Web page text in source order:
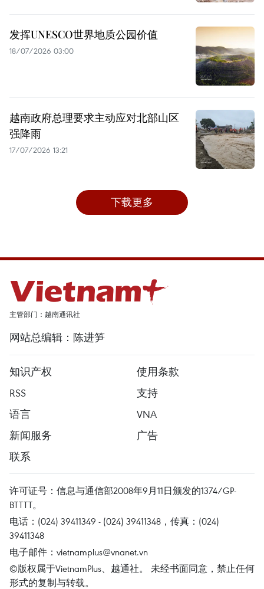
发挥UNESCO世界地质公园价值
18/07/2026 03:00
越南政府总理要求主动应对北部山区
强降雨
17/07/2026 13:21
下载更多
主管部门：越南通讯社
网站总编辑：陈进笋
知识产权
使用条款
RSS
支持
语言
VNA
新闻服务
广告
联系
许可证号：信息与通信部2008年9月11日颁发的1374/GP-
BTTTT。
电话：(024) 39411349 - (024) 39411348，传真：(024)
39411348
电子邮件： vietnamplus@vnanet.vn
©版权属于VietnamPlus、越通社。 未经书面同意，禁止任何
形式的复制与转载。